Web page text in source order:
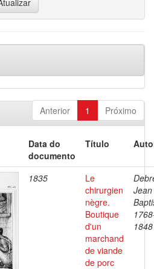
Anterior 1 Próximo
Data do
documento
Título
1835
Le
chirurgien
nègre.
Boutique
d'un
marchand
de viande
de porc
Jean
1848